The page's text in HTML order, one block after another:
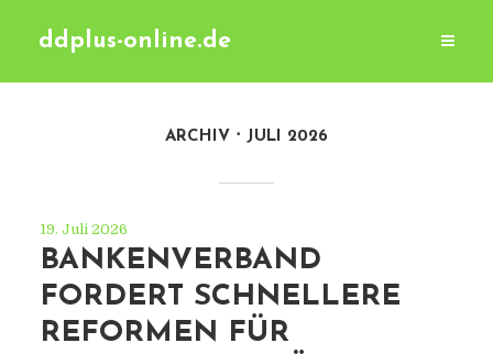
ddplus-online.de
ARCHIV JULI 2026
19. Juli 2026
BANKENVERBAND
FORDERT SCHNELLERE
REFORMEN FÜR